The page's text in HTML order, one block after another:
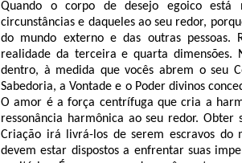
Quando o corpo de desejo egoico está
circunstâncias e daqueles ao seu redor,
do mundo externo e das outras pessoas.
realidade da terceira e quarta dimensões.
dentro, à medida que vocês abrem o seu
Sabedoria, a Vontade e o Poder divinos
O amor é a força centrífuga que cria a
ressonância harmônica ao seu redor.
Criação irá livrá-los de serem escravos do
devem estar dispostos a enfrentar suas